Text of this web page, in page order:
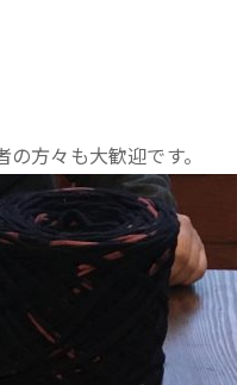
方々も大歓迎です。